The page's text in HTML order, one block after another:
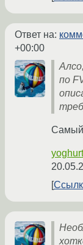
Ответ на:
+00:00
по
Самый
yoghurt